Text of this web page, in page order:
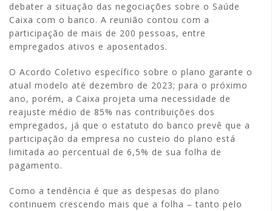
debater a situação das negociações sobre o Saúde
Caixa com o banco. A reunião contou com a
participação de mais de 200 pessoas, entre
empregados ativos e aposentados.
O Acordo Coletivo específico sobre o plano garante o
atual modelo até dezembro de 2023; para o próximo
ano, porém, a Caixa projeta uma necessidade de
reajuste médio de 85% nas contribuições dos
empregados, já que o estatuto do banco prevê que a
participação da empresa no custeio do plano está
limitada ao percentual de 6,5% de sua folha de
pagamento.
Como a tendência é que as despesas do plano
continuem crescendo mais que a folha – tanto pelo